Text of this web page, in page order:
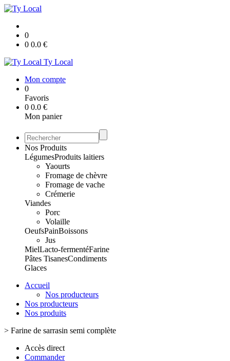
0
0 0.0 €
Ty Local
Mon compte
0
Favoris
0 0.0 €
Mon panier
Nos Produits
LégumesProduits laitiers
Yaourts
Fromage de chèvre
Fromage de vache
Crémerie
Viandes
Porc
Volaille
OeufsPainBoissons
Jus
MielLacto-fermentéFarine
Pâtes TisanesCondiments
Glaces
Accueil
Nos producteurs
Nos producteurs
Nos produits
> Farine de sarrasin semi complète
Accès direct
Commander